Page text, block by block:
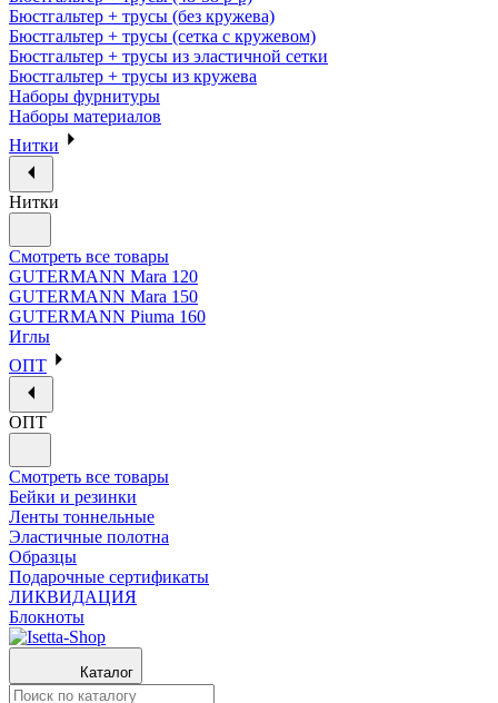
Бюстгальтер + трусы (без кружева)
Бюстгальтер + трусы (сетка с кружевом)
Бюстгальтер + трусы из эластичной сетки
Бюстгальтер + трусы из кружева
Наборы фурнитуры
Наборы материалов
Нитки
Нитки
Смотреть все товары
GUTERMANN Mara 120
GUTERMANN Mara 150
GUTERMANN Piuma 160
Иглы
ОПТ
ОПТ
Смотреть все товары
Бейки и резинки
Ленты тоннельные
Эластичные полотна
Образцы
Подарочные сертификаты
ЛИКВИДАЦИЯ
Блокноты
Каталог